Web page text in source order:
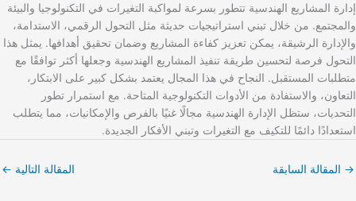
إدارة المشاريع الهندسية تتطور بسرعة لمواكبة التغيرات في التكنولوجيا والبيئة
والمجتمع. من خلال تبني استراتيجيات حديثة مثل التحول الرقمي، الاستدامة،
والإدارة الرشيقة، يمكن تعزيز كفاءة المشاريع وضمان تحقيق أهدافها. يمثل هذا
التحول فرصة لتحسين طريقة تنفيذ المشاريع الهندسية وجعلها أكثر توافقًا مع
متطلبات المستقبل. النجاح في هذا المجال يعتمد بشكل كبير على الابتكار،
التعاون، والاستفادة من الأدوات التكنولوجية المتاحة. مع استمرار تطور
التحديات، ستظل الإدارة الهندسية مجالًا غنيًا بالفرص والإمكانيات، مما يتطلب
استعدادًا دائمًا للتكيف مع التغيرات وتبني الأفكار الجديدة.
→ المقالة السابقة المقالة التالية ←